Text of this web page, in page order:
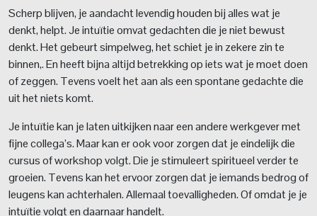
Scherp blijven, je aandacht levendig houden bij alles wat je
denkt, helpt. Je intuïtie omvat gedachten die je niet bewust
denkt. Het gebeurt simpelweg, het schiet je in zekere zin te
binnen,. En heeft bijna altijd betrekking op iets wat je moet doen
of zeggen. Tevens voelt het aan als een spontane gedachte die
uit het niets komt.
Je intuïtie kan je laten uitkijken naar een andere werkgever met
fijne collega’s. Maar kan er ook voor zorgen dat je eindelijk die
cursus of workshop volgt. Die je stimuleert spiritueel verder te
groeien. Tevens kan het ervoor zorgen dat je iemands bedrog of
leugens kan achterhalen. Allemaal toevalligheden. Of omdat je je
intuïtie volgt en daarnaar handelt.